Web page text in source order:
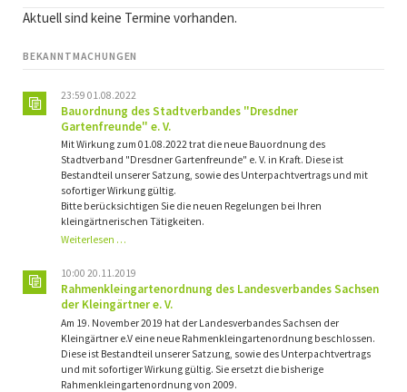
Aktuell sind keine Termine vorhanden.
BEKANNTMACHUNGEN
23:59 01.08.2022
Bauordnung des Stadtverbandes "Dresdner
Gartenfreunde" e. V.
Mit Wirkung zum 01.08.2022 trat die neue Bauordnung des
Stadtverband "Dresdner Gartenfreunde" e. V. in Kraft. Diese ist
Bestandteil unserer Satzung, sowie des Unterpachtvertrags und mit
sofortiger Wirkung gültig.
Bitte berücksichtigen Sie die neuen Regelungen bei Ihren
kleingärtnerischen Tätigkeiten.
Weiterlesen …Bauordnung
Stadtverbandes
"Dresdner
Gartenfreunde"
10:00 20.11.2019
Rahmenkleingartenordnung des Landesverbandes Sachsen
der Kleingärtner e. V.
Am 19. November 2019 hat der Landesverbandes Sachsen der
Kleingärtner e.V eine neue Rahmenkleingartenordnung beschlossen.
Diese ist Bestandteil unserer Satzung, sowie des Unterpachtvertrags
und mit sofortiger Wirkung gültig. Sie ersetzt die bisherige
Rahmenkleingartenordnung von 2009.